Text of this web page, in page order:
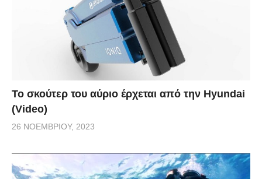
Το σκούτερ του αύριο έρχεται από την Hyundai
(Video)
26 ΝΟΕΜΒΡΊΟΥ, 2023